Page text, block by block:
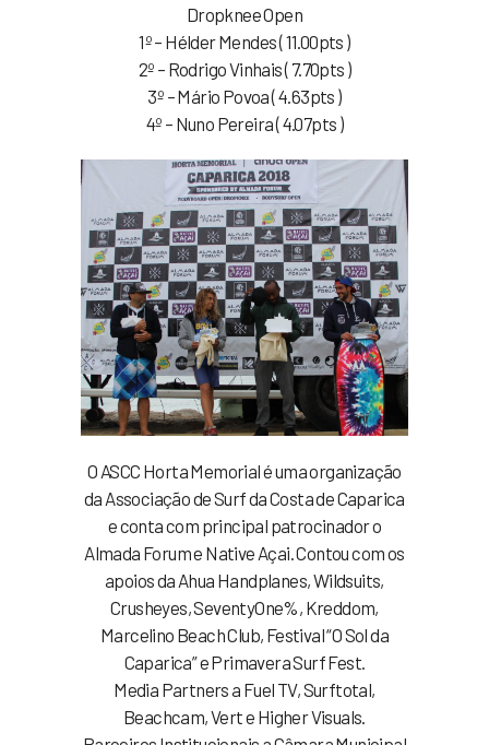
Dropknee Open
1º – Hélder Mendes ( 11.00pts )
2º – Rodrigo Vinhais ( 7.70pts )
3º – Mário Povoa ( 4.63pts )
4º – Nuno Pereira ( 4.07pts )
O ASCC Horta Memorial é uma organização
da Associação de Surf da Costa de Caparica
e conta com principal patrocinador o
Almada Forum e Native Açai. Contou com os
apoios da Ahua Handplanes, Wildsuits,
Crusheyes, SeventyOne%, Kreddom,
Marcelino Beach Club, Festival “O Sol da
Caparica” e Primavera Surf Fest.
Media Partners a Fuel TV, Surftotal,
Beachcam, Vert e Higher Visuals.